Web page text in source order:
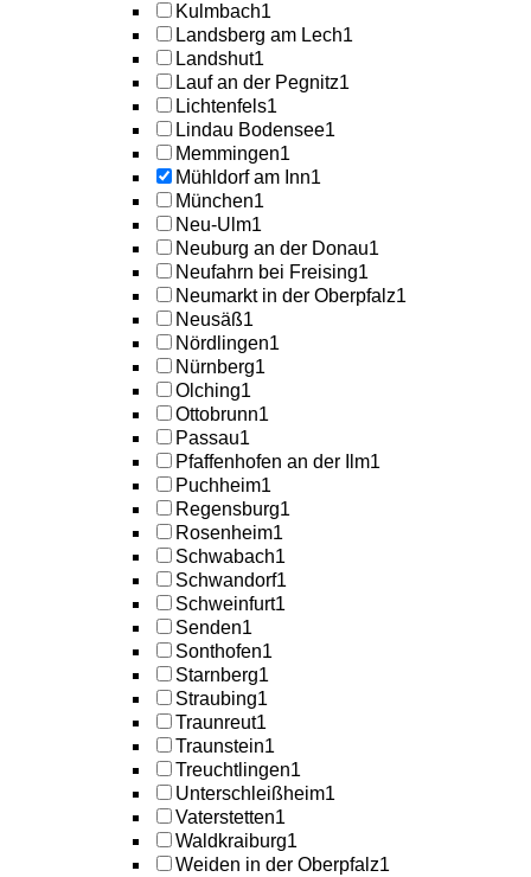
Kulmbach1
Landsberg am Lech1
Landshut1
Lauf an der Pegnitz1
Lichtenfels1
Lindau Bodensee1
Memmingen1
Mühldorf am Inn1
München1
Neu-Ulm1
Neuburg an der Donau1
Neufahrn bei Freising1
Neumarkt in der Oberpfalz1
Neusäß1
Nördlingen1
Nürnberg1
Olching1
Ottobrunn1
Passau1
Pfaffenhofen an der Ilm1
Puchheim1
Regensburg1
Rosenheim1
Schwabach1
Schwandorf1
Schweinfurt1
Senden1
Sonthofen1
Starnberg1
Straubing1
Traunreut1
Traunstein1
Treuchtlingen1
Unterschleißheim1
Vaterstetten1
Waldkraiburg1
Weiden in der Oberpfalz1